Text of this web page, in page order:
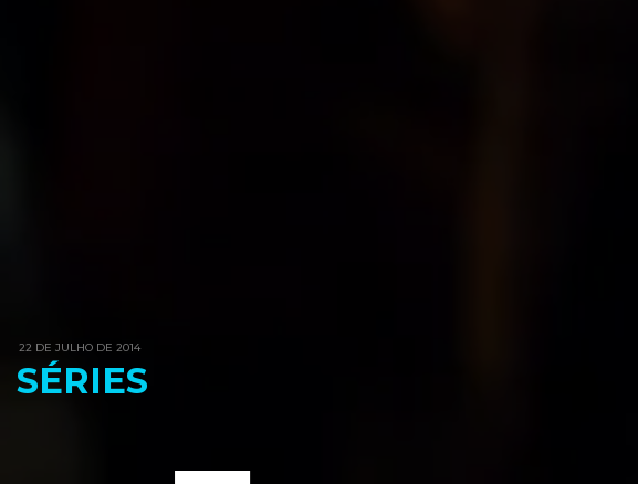
22 DE JULHO DE 2014
SÉRIES